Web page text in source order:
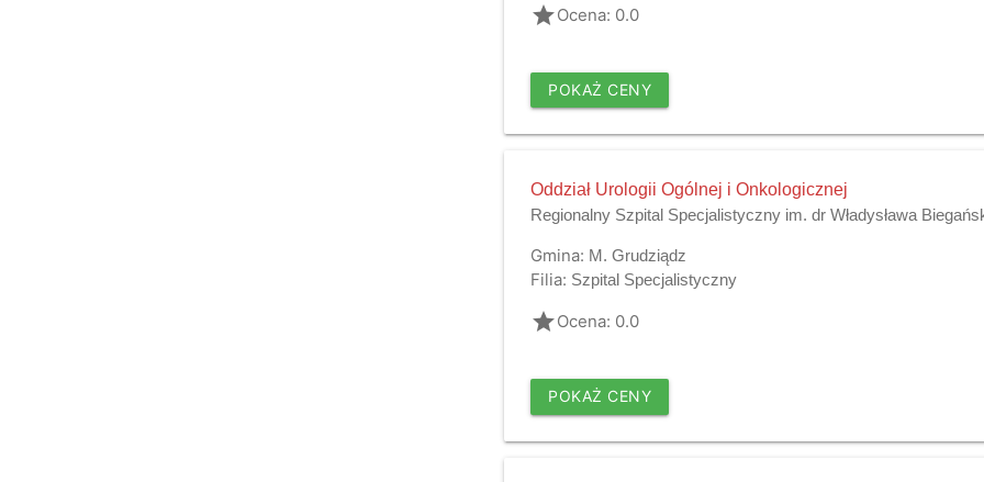
gradeOcena: 0.0
POKAŻ CENY
Oddział Urologii Ogólnej i Onkologicznej
Regionalny Szpital Specjalistyczny im. dr Władysława
Gmina: M. Grudziądz
Filia: Szpital Specjalistyczny
gradeOcena: 0.0
POKAŻ CENY